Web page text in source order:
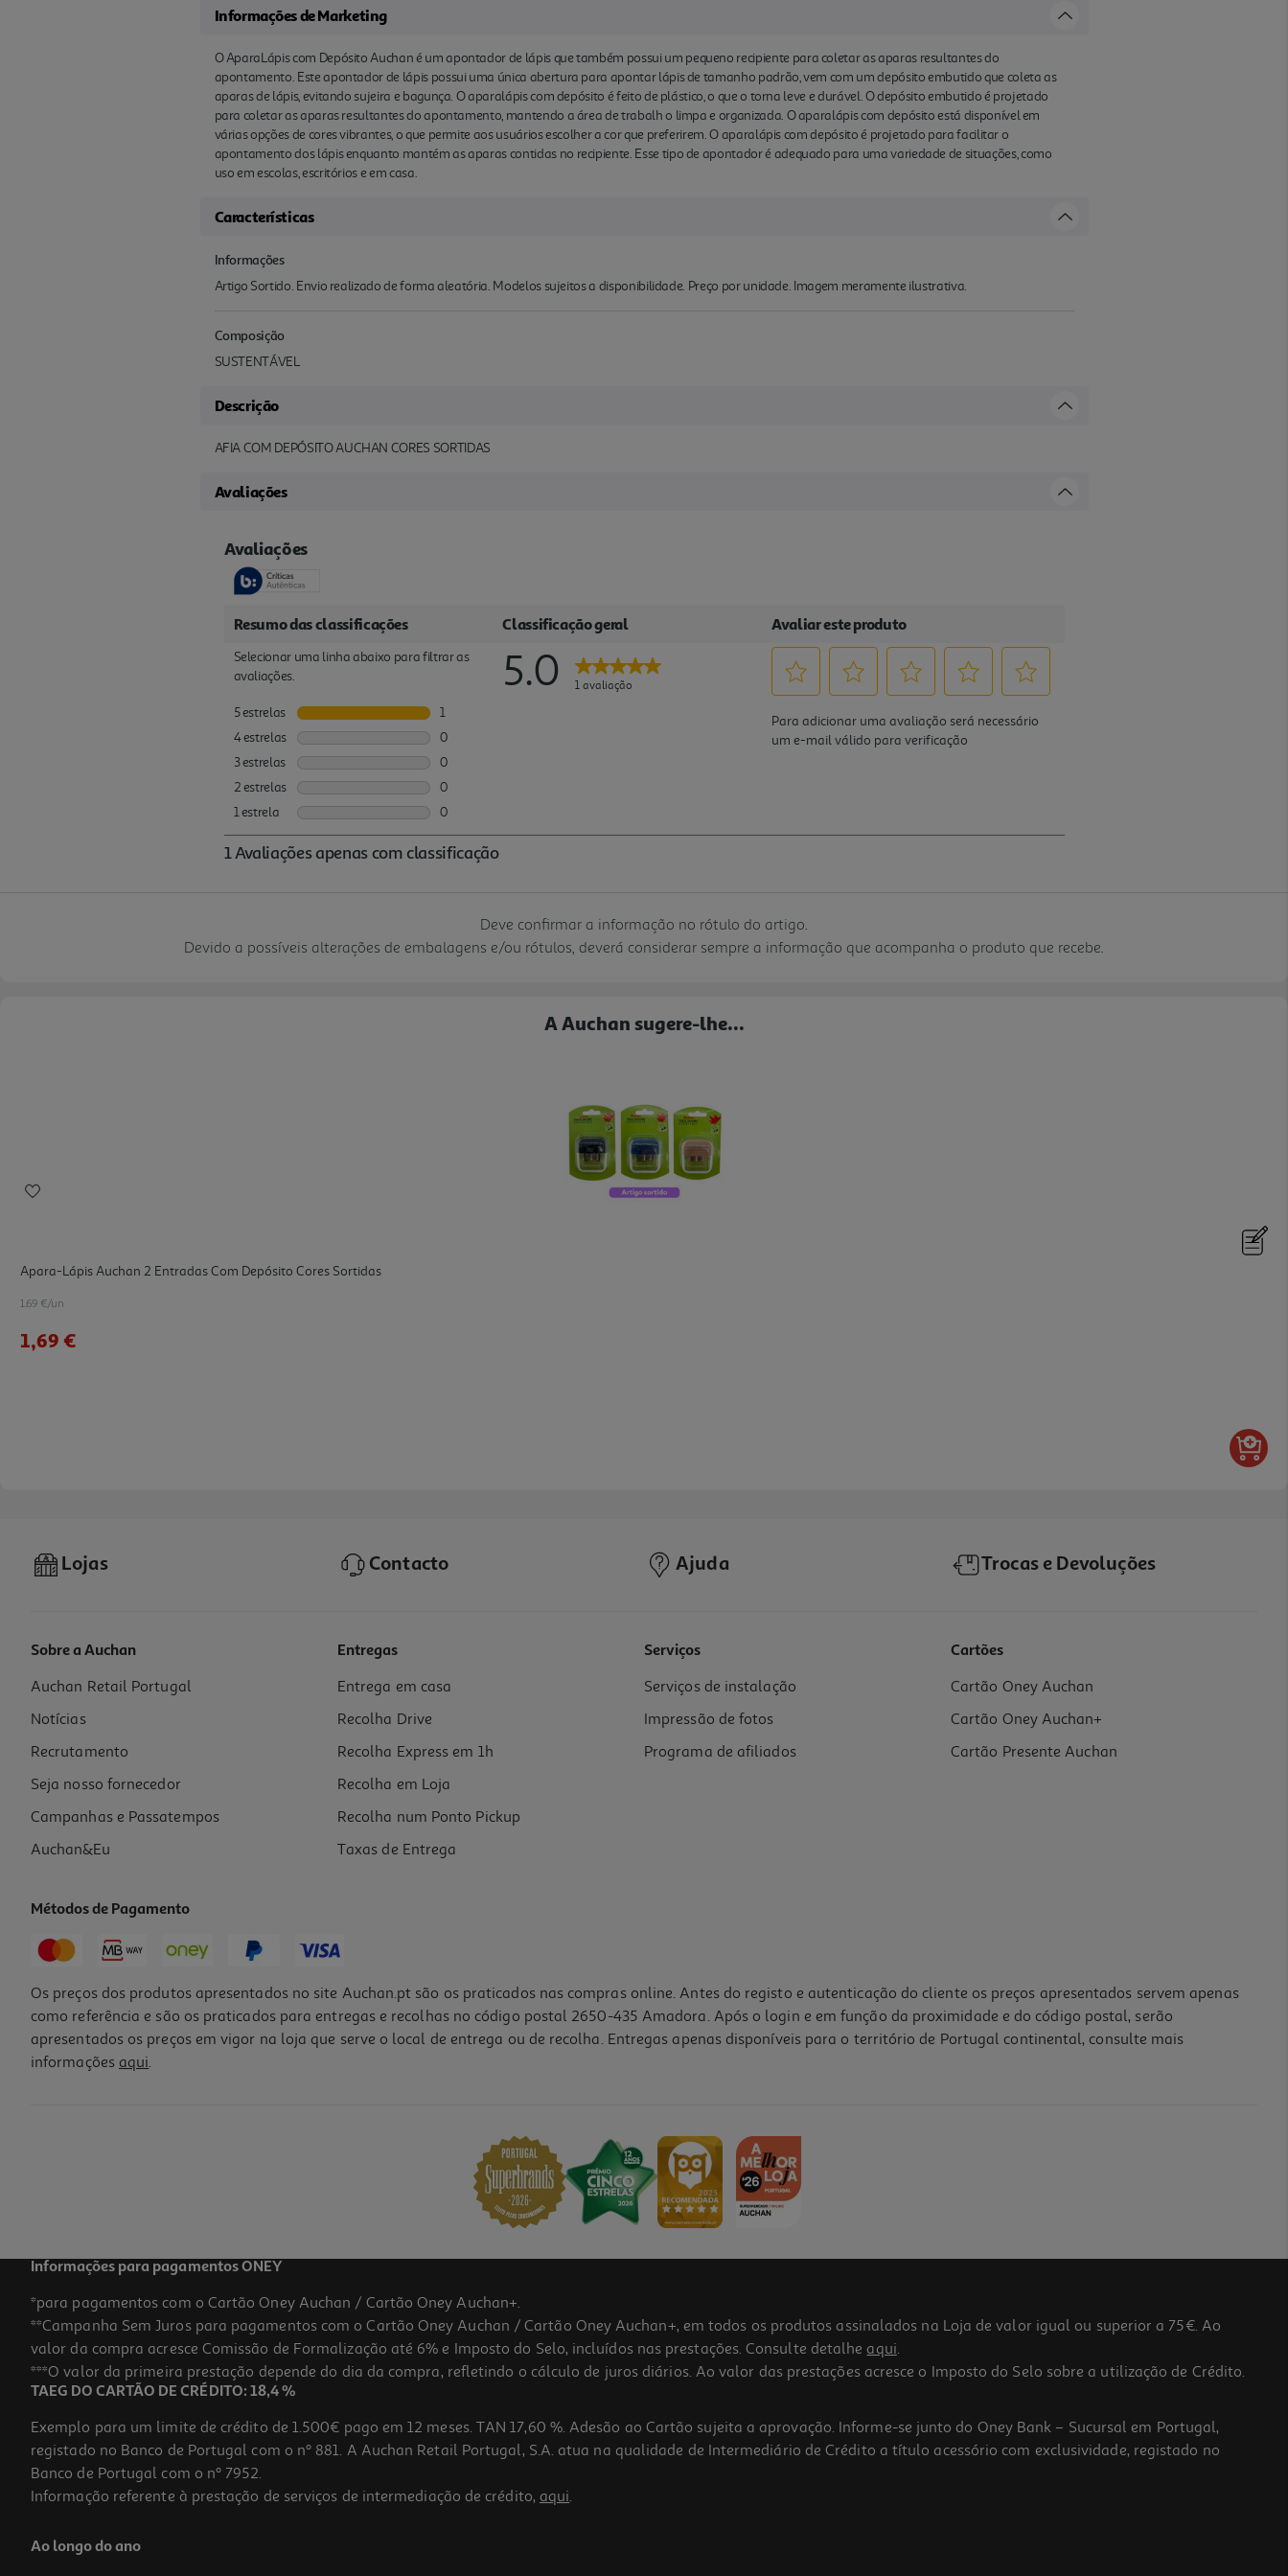
Informações de Marketing
O AparaLápis com Depósito Auchan é um apontador de lápis que também possui um pequeno recipiente para coletar as aparas resultantes do
apontamento. Este apontador de lápis possui uma única abertura para apontar lápis de tamanho padrão, vem com um depósito embutido que coleta as
aparas de lápis, evitando sujeira e bagunça. O aparalápis com depósito é feito de plástico, o que o torna leve e durável. O depósito embutido é projetado
para coletar as aparas resultantes do apontamento, mantendo a área de trabalh o limpa e organizada. O aparalápis com depósito está disponível em
várias opções de cores vibrantes, o que permite aos usuários escolher a cor que preferirem. O aparalápis com depósito é projetado para facilitar o
apontamento dos lápis enquanto mantém as aparas contidas no recipiente. Esse tipo de apontador é adequado para uma variedade de situações, como
uso em escolas, escritórios e em casa.
Características
Informações
Artigo Sortido. Envio realizado de forma aleatória. Modelos sujeitos a disponibilidade. Preço por unidade. Imagem meramente ilustrativa.
Composição
SUSTENTÁVEL
Descrição
AFIA COM DEPÓSITO AUCHAN CORES SORTIDAS
Avaliações
Deve confirmar a informação no rótulo do artigo.
Devido a possíveis alterações de embalagens e/ou rótulos, deverá considerar sempre a informação que acompanha o produto que recebe.
A Auchan sugere-lhe...
Apara-Lápis Auchan 2 Entradas Com Depósito Cores Sortidas
1.69 €/un
1,69 €
Apara-Lápis Auchan Com 2 Entradas Modelos Sortidos
0.99 €/un
0,99 €
1.89 €/un
Lojas Contacto Ajuda Trocas e Devoluções
Sobre a Auchan
Auchan Retail Portugal
Notícias
Recrutamento
Seja nosso fornecedor
Campanhas e Passatempos
Auchan&Eu
Entregas
Entrega em casa
Recolha Drive
Recolha Express em 1h
Recolha em Loja
Recolha num Ponto Pickup
Taxas de Entrega
Serviços
Serviços de instalação
Impressão de fotos
Programa de afiliados
Cartões
Cartão Oney Auchan
Cartão Oney Auchan+
Cartão Presente Auchan
Métodos de Pagamento
Os preços dos produtos apresentados no site Auchan.pt são os praticados nas compras online. Antes do registo e autenticação do cliente os preços apresentados servem apenas
como referência e são os praticados para entregas e recolhas no código postal 2650-435 Amadora. Após o login e em função da proximidade e do código postal, serão
apresentados os preços em vigor na loja que serve o local de entrega ou de recolha. Entregas apenas disponíveis para o território de Portugal continental, consulte mais
informações aqui.
Informações para pagamentos ONEY
*para pagamentos com o Cartão Oney Auchan / Cartão Oney Auchan+.
**Campanha Sem Juros para pagamentos com o Cartão Oney Auchan / Cartão Oney Auchan+, em todos os produtos assinalados na Loja de valor igual ou superior a 75€. Ao
valor da compra acresce Comissão de Formalização até 6% e Imposto do Selo, incluídos nas prestações. Consulte detalhe aqui.
***O valor da primeira prestação depende do dia da compra, refletindo o cálculo de juros diários. Ao valor das prestações acresce o Imposto do Selo sobre a utilização de Crédito.
TAEG DO CARTÃO DE CRÉDITO: 18,4 %
Exemplo para um limite de crédito de 1.500€ pago em 12 meses. TAN 17,60 %. Adesão ao Cartão sujeita a aprovação. Informe-se junto do Oney Bank – Sucursal em Portugal,
registado no Banco de Portugal com o nº 881. A Auchan Retail Portugal, S.A. atua na qualidade de Intermediário de Crédito a título acessório com exclusividade, registado no
Banco de Portugal com o nº 7952.
Informação referente à prestação de serviços de intermediação de crédito, aqui.
Ao longo do ano